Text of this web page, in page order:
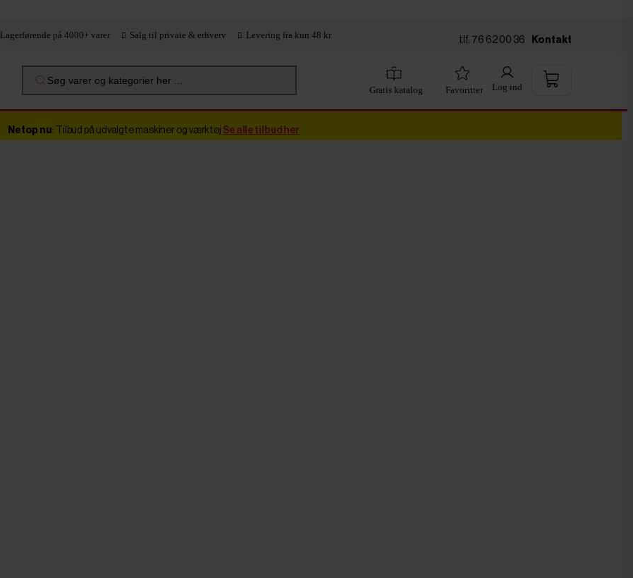
Lagerførende på 4000+ varer Salg til private & erhverv Levering fra kun 48 kr tlf. 76 62 00 36 Kontakt
Søg varer og kategorier her ...
Gratis katalog Favoritter Log ind
Netop nu: Tilbud på udvalgte maskiner og værktøj Se alle tilbud her